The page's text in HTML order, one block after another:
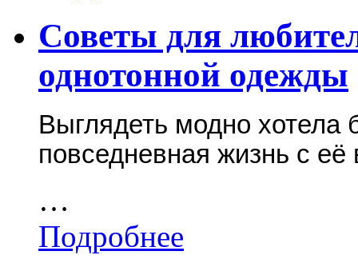
Советы для
однотонной одежды
Выглядеть модно
повседневная жизнь с
…
Подробнее